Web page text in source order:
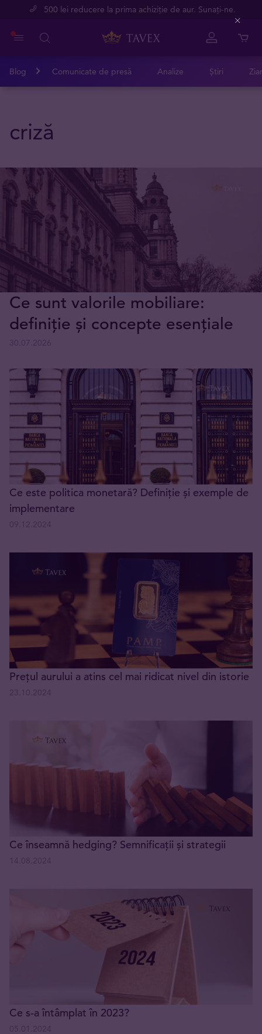
500 lei reducere la prima achiziție de aur. Sunați-ne.
Blog Comunicate de presă Analize Știri
criză
Ce sunt valorile mobiliare:
definiție și concepte esențiale
Ce este politica monetară? Definiție și exemple de
implementare
Prețul aurului a atins cel mai ridicat nivel din istorie
Ce înseamnă hedging? Semnificații și strategii
Ce s-a întâmplat în 2023?
Close